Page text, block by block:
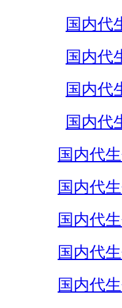
国内代
国内代
国内代
国内代
国内代
国内代
国内代
国内代
国内代